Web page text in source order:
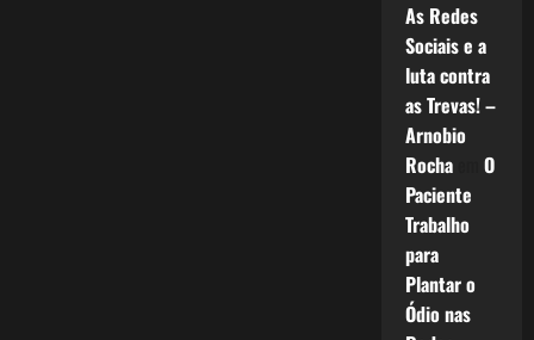
As Redes
Sociais e a
luta contra
as Trevas! –
Arnobio
Rochaem O
Paciente
Trabalho
para
Plantar o
Ódio nas